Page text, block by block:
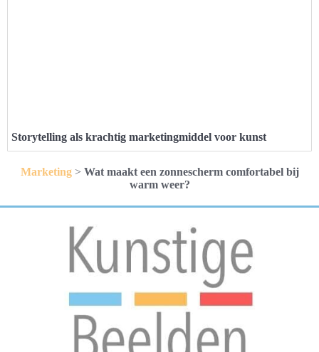
Storytelling als krachtig marketingmiddel voor kunst
Marketing> Wat maakt een zonnescherm comfortabel bij
warm weer?